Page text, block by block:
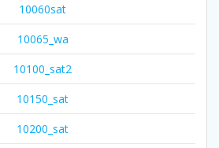
10060sat
10065_wa
10100_sat2
10150_sat
10200_sat